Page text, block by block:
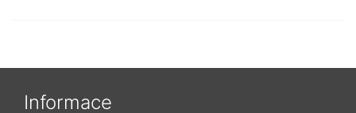
Informace